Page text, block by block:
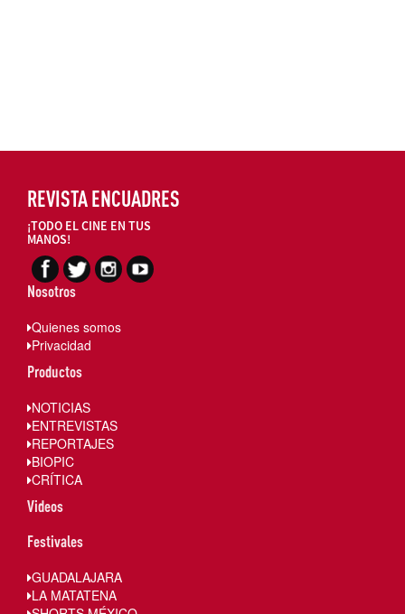
REVISTA ENCUADRES
¡TODO EL CINE EN TUS
MANOS!
Nosotros
Quienes somos
Privacidad
Productos
NOTICIAS
ENTREVISTAS
REPORTAJES
BIOPIC
CRÍTICA
Videos
Festivales
GUADALAJARA
LA MATATENA